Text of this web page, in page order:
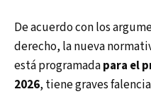
De acuerdo con los
derecho, la nueva
está programadapara el
2026, tiene graves